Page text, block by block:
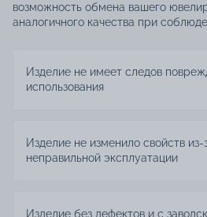
возможность обмена вашего
аналогичного качества при
Изделие не имеет следов
использования
Изделие не изменило свойств из-
неправильной эксплуатации
Изделие без дефектов и с